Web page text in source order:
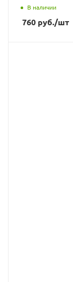
В наличии
760 руб./шт